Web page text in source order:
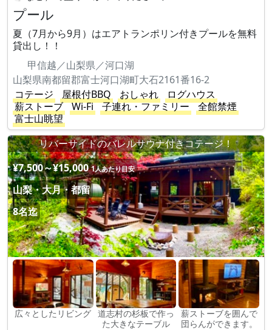
プール
夏（7月から9月）はエアトランポリン付きプールを無料
貸出し！！
甲信越／山梨県／河口湖
山梨県南都留郡富士河口湖町大石2161番16-2
コテージ
屋根付BBQ おしゃれ
ログハウス
薪ストーブ
Wi-Fi 子連れ・ファミリー
全館禁煙
富士山眺望
リバーサイドのバレルサウナ付きコテージ！
¥7,500～¥15,000 1人あたり目安
山梨・大月・都留
8名迄
広々としたリビング 道志村の杉板で作っ
た大きなテーブル
薪ストーブを囲んで
団らんができます。